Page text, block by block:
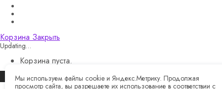
Корзина Закрыть
Updating…
Корзина пуста.
Продолжить покупки
Мы используем файлы cookie и Яндекс.Метрику. Продолжая
просмотр сайта, вы разрешаете их использование в соответствии с